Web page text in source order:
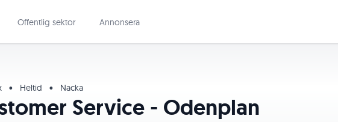
Offentlig sektor Annonsera
• Heltid • Nacka
Service - Odenplan